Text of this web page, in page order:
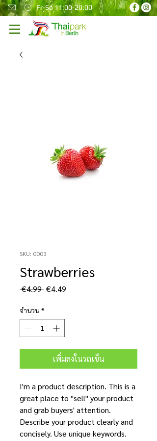
Fr-So 11:00-20:00
SKU: 0003
Strawberries
€4.99 ราคา
€4.49
จำนวน *
เพิ่มลงในรถเข็น
I'm a product description. This is a
great place to "sell" your product
and grab buyers' attention.
Describe your product clearly and
concisely. Use unique keywords.